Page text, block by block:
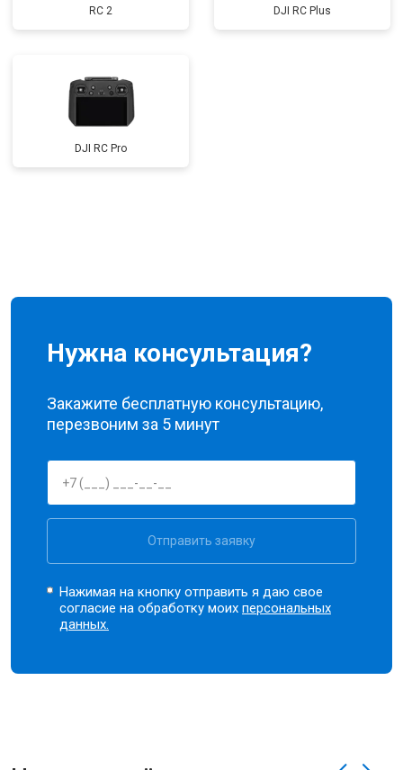
RC 2 DJI RC Plus
DJI RC Pro
Нужна консультация?
Закажите бесплатную консультацию,
перезвоним за 5 минут
Отправить заявку
Нажимая на кнопку отправить я даю свое
согласие на обработку моихперсональных
данных.